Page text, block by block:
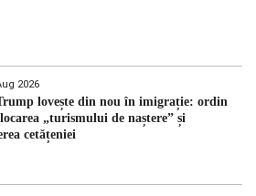
2026
lovește din nou în imigrație: ordin
„turismului de naștere” și
cetățeniei